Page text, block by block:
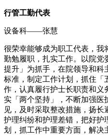
行管工勤代表
设备科——张慧
很荣幸能够成为职工代表，我
勤勉履职，扎实工作。以院党
提升」为抓手，在院领导和科
标准，制定工作计划，抓住「
作，认真履行护士长职责和义
实「两个坚持」，不断加强
见，及时采取整改措施，扬
护理纠纷和护理差错，把好护
划，抓工作中重要方面，解决